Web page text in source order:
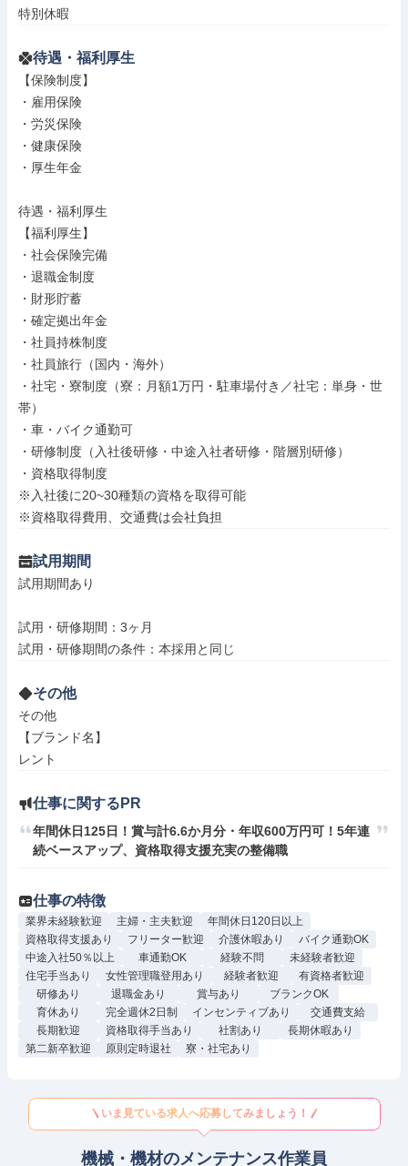
特別休暇
待遇・福利厚生
【保険制度】
・雇用保険
・労災保険
・健康保険
・厚生年金
待遇・福利厚生
【福利厚生】
・社会保険完備
・退職金制度
・財形貯蓄
・確定拠出年金
・社員持株制度
・社員旅行（国内・海外）
・社宅・寮制度（寮：月額1万円・駐車場付き／社宅：単身・世
帯）
・車・バイク通勤可
・研修制度（入社後研修・中途入社者研修・階層別研修）
・資格取得制度
※入社後に20~30種類の資格を取得可能
※資格取得費用、交通費は会社負担
試用期間
試用期間あり
試用・研修期間：3ヶ月
その他
その他
【ブランド名】
レント
仕事に関するPR
年間休日125日！賞与計6.6か月分・年収600万円可！5年連
続ベースアップ、資格取得支援充実の整備職
仕事の特徴
業界未経験歓迎 主婦・主夫歓迎
年間休日120日以上
資格取得支援あり
フリーター歓迎 介護休暇あり
バイク通勤OK
中途入社50％以上
車通勤OK 経験不問
未経験者歓迎
住宅手当あり
女性管理職登用あり 経験者歓迎
有資格者歓迎
研修あり
退職金あり 賞与あり
ブランクOK
育休あり
完全週休2日制 インセンティブあり
交通費支給
長期歓迎
資格取得手当あり 社割あり
長期休暇あり
第二新卒歓迎
原則定時退社 寮・社宅あり
いま見ている求人へ応募してみましょう！
機械・機材のメンテナンス作業員